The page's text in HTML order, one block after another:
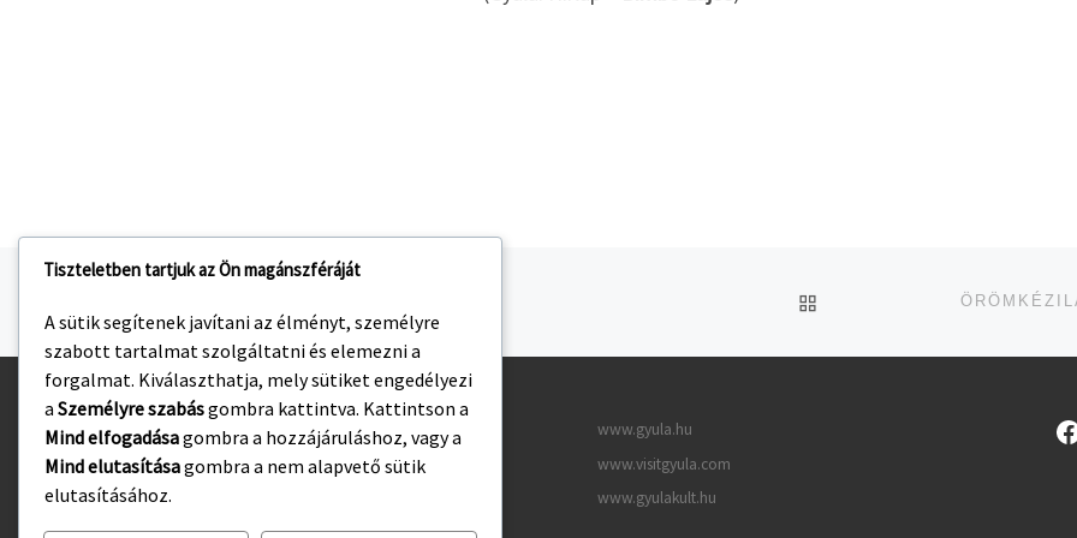
Navigálás a bejegyzések között
jelen bejegyzés
UGRÁS AZ OLDAL
Kezdőlap
Adatvédelmi irányelvek
www.gyula.hu
www.visitgyula.com
www.gyulakult.hu
Tiszteletben tartjuk az Ön magánszféráját
A sütik segítenek javítani az élményt, személyre
szabott tartalmat szolgáltatni és elemezni a
forgalmat. Kiválaszthatja, mely sütiket engedélyezi
a Személyre szabásgombra kattintva. Kattintson a
Mind elfogadásagombra a hozzájáruláshoz, vagy a
Mind elutasításagombra a nem alapvető sütik
elutasításához.